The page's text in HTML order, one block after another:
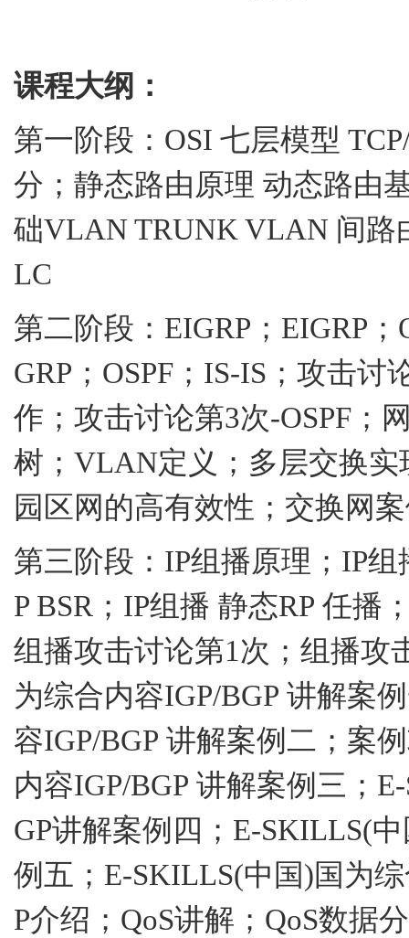
课程大纲：
第一阶段： OSI 七层模型
分；静态路由原理 动态路由
础VLAN TRUNK VLAN 间路
LC
第二阶段： EIGRP ； EIGRP ；
GRP ； OSPF ； IS-IS ；攻击讨
作；攻击讨论第3次-OSPF ；
树； VLAN定义；多层交换实
园区网的高有效性；交换网
第三阶段： IP组播原理； IP组
P BSR ； IP组播 静态RP 任播
组播攻击讨论第1次；组播攻
为综合内容IGP/BGP 讲解案
容IGP/BGP 讲解案例二；案
内容IGP/BGP 讲解案例三；
GP讲解案例四； E-SKILLS(
例五； E-SKILLS(中国)国为
P介绍； QoS讲解； QoS数据